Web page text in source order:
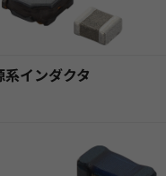
系インダクタ